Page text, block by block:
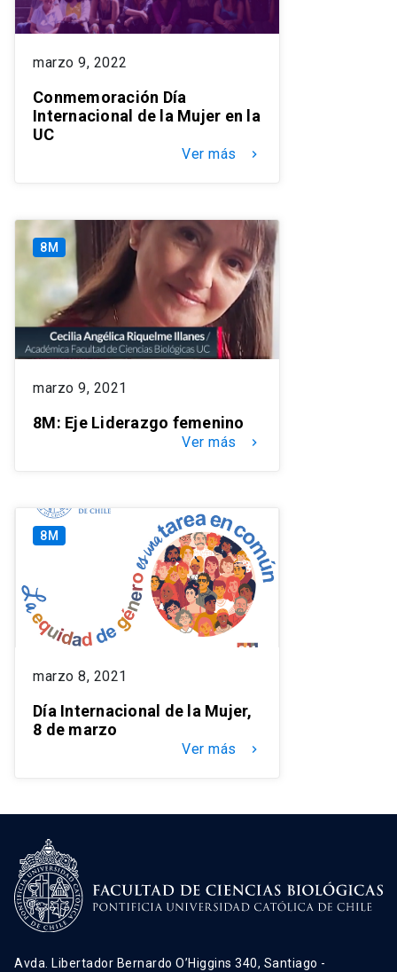
marzo 9, 2022
Conmemoración Día
Internacional de la Mujer en la
UC
Ver más keyboard_arrow_right
8M
marzo 9, 2021
8M: Eje Liderazgo femenino
Ver más keyboard_arrow_right
8M
marzo 8, 2021
Día Internacional de la Mujer,
8 de marzo
Ver más keyboard_arrow_right
Avda. Libertador Bernardo O’Higgins 340, Santiago -